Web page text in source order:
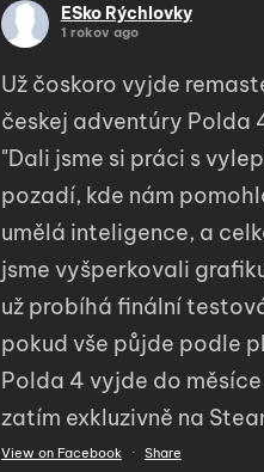
ESko Rýchlovky
1 rokov ago
Už čoskoro vyjde
českej adventúry Polda
"Dali jsme si práci s
pozadí, kde nám
umělá inteligence, a
jsme vyšperkovali
už probíhá finální
pokud vše půjde podle
Polda 4 vyjde do
zatím exkluzivně na
View on Facebook · Share